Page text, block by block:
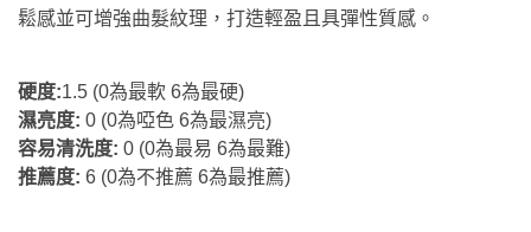
鬆感並可增強曲髮紋理，打造輕盈且具彈性質感。
硬度:1.5 (0為最軟 6為最硬)
濕亮度: 0 (0為啞色 6為最濕亮)
容易清洗度: 0 (0為最易 6為最難)
推薦度: 6 (0為不推薦 6為最推薦)